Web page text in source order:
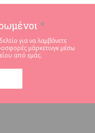
*
για να λαμβάνετε
μάρκετινγκ μέσω
από εμάς.